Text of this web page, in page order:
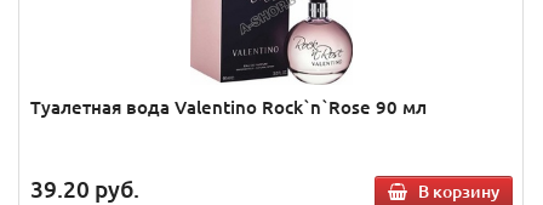
Туалетная вода Valentino Rock`n`Rose 90 мл
39.20 руб. В корзину